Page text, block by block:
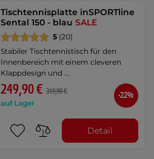
Tischtennisplatte inSPORTline
Sental 150 - blauSALE
5 (20)
Stabiler Tischtennistisch für den
Innenbereich mit einem cleveren
Klappdesign und …
249,90 € 319,90 €
auf Lager
-22%
Detail